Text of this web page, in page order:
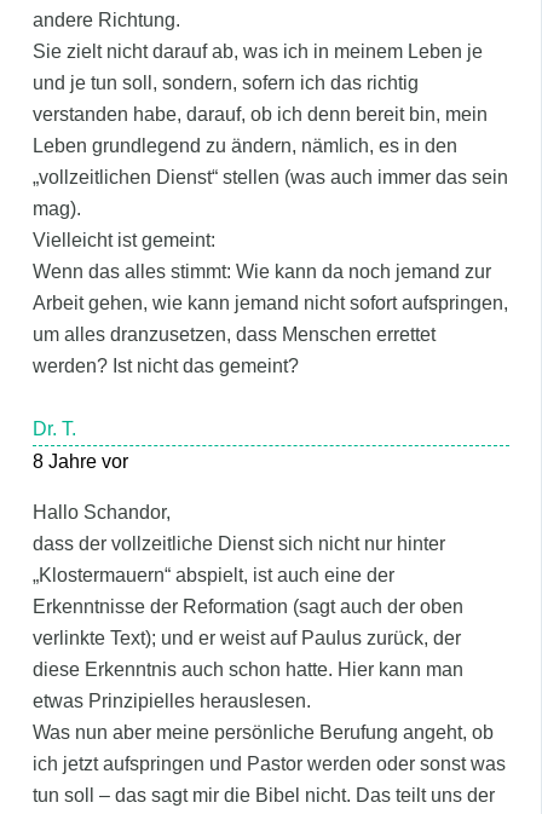
andere Richtung.
Sie zielt nicht darauf ab, was ich in meinem Leben je
und je tun soll, sondern, sofern ich das richtig
verstanden habe, darauf, ob ich denn bereit bin, mein
Leben grundlegend zu ändern, nämlich, es in den
„vollzeitlichen Dienst“ stellen (was auch immer das sein
mag).
Vielleicht ist gemeint:
Wenn das alles stimmt: Wie kann da noch jemand zur
Arbeit gehen, wie kann jemand nicht sofort aufspringen,
um alles dranzusetzen, dass Menschen errettet
werden? Ist nicht das gemeint?
Dr. T.
8 Jahre vor
Hallo Schandor,
dass der vollzeitliche Dienst sich nicht nur hinter
„Klostermauern“ abspielt, ist auch eine der
Erkenntnisse der Reformation (sagt auch der oben
verlinkte Text); und er weist auf Paulus zurück, der
diese Erkenntnis auch schon hatte. Hier kann man
etwas Prinzipielles herauslesen.
Was nun aber meine persönliche Berufung angeht, ob
ich jetzt aufspringen und Pastor werden oder sonst was
tun soll – das sagt mir die Bibel nicht. Das teilt uns der